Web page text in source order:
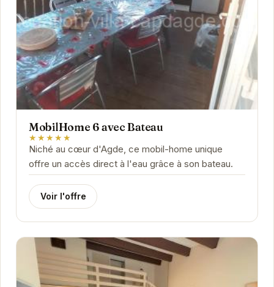
MobilHome 6 avec Bateau
★★★★★
Niché au cœur d'Agde, ce mobil-home unique
offre un accès direct à l'eau grâce à son bateau.
Voir l'offre